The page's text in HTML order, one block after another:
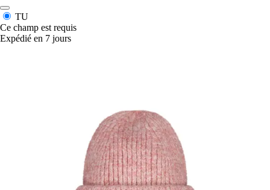
TU
Ce champ est requis
Expédié en 7 jours